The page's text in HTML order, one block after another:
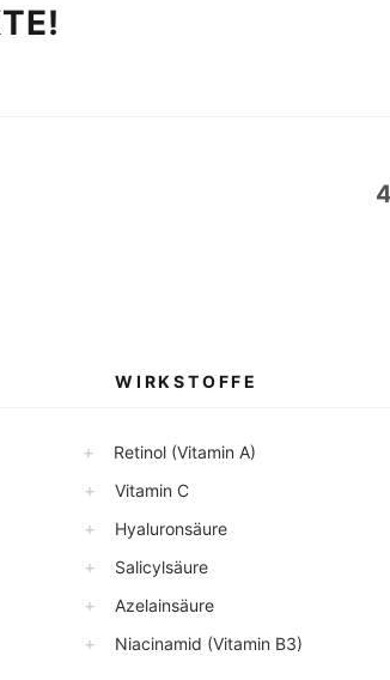
WIRKSTOFFE
+ Vitamin C
+ Hyaluronsäure
+ Salicylsäure
+ Azelainsäure
+ Niacinamid (Vitamin B3)
+ Retinol (Vitamin A)